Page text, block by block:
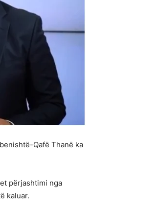
Qafë Thanë ka
përjashtimi nga
kaluar.